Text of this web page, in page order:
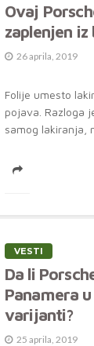
Ovaj
zaplenjen
26 aprila, 2019
Folije umesto
pojava. Razloga
samog lakiranja,
VESTI
Da li
Panamera
varijanti?
25 aprila, 2019